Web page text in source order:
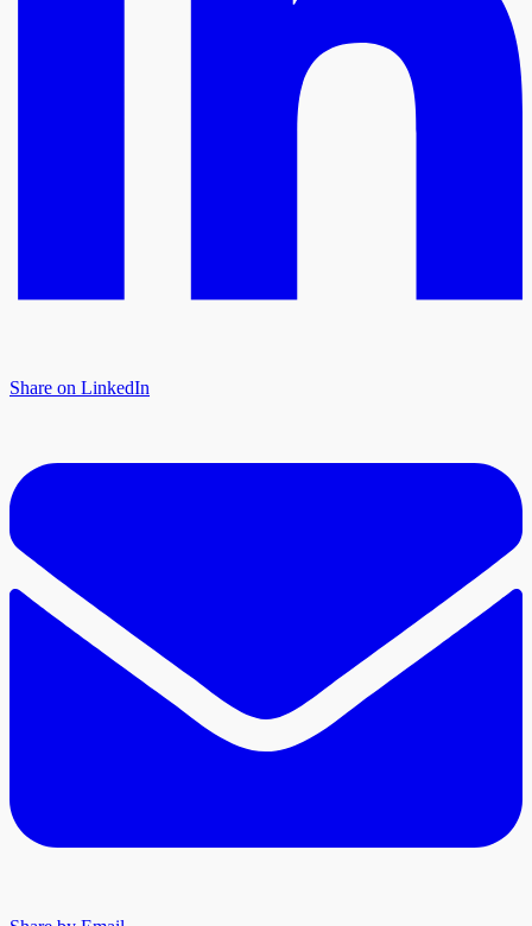
Share on LinkedIn